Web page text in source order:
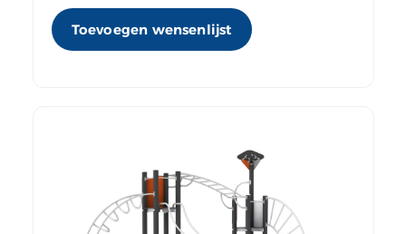
Toevoegen wensenlijst